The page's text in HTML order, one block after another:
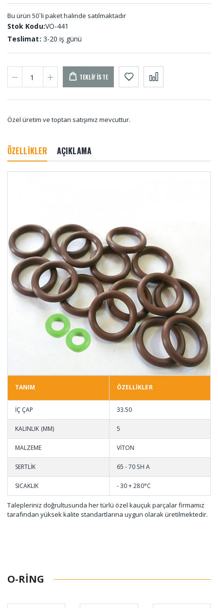
Bu ürün 50`li paket halinde satılmaktadır
Stok Kodu:VO-441
Teslimat: 3-20 iş günü
TEKLIF İSTE
Özel üretim ve toptan satışımız mevcuttur.
ÖZELLİKLER AÇIKLAMA
TANIM ÖZELLİKLER
İÇ ÇAP 33.50
KALINLIK (MM) 5
MALZEME VİTON
SERTLİK 65 - 70 SH A
SICAKLIK - 30 + 280°C
Talepleriniz doğrultusunda her türlü özel kauçuk parçalar firmamız
tarafından yüksek kalite standartlarına uygun olarak üretilmektedir.
Mandal
Lastiği KP-
001
Plastikli
O-RING